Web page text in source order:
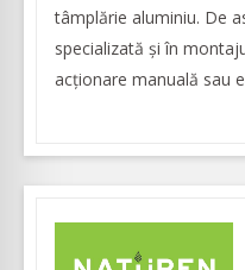
tâmplărie aluminiu. De
specializată și în
acționare manuală sau